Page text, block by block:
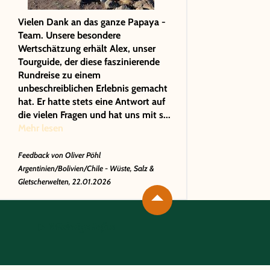
Vielen Dank an das ganze Papaya -
Team. Unsere besondere
Wertschätzung erhält Alex, unser
Tourguide, der diese faszinierende
Rundreise zu einem
unbeschreiblichen Erlebnis gemacht
hat. Er hatte stets eine Antwort auf
die vielen Fragen und hat uns mit s...
Mehr lesen
Feedback vonOliver Pöhl
Argentinien/Bolivien/Chile - Wüste, Salz &
Gletscherwelten, 22.01.2026